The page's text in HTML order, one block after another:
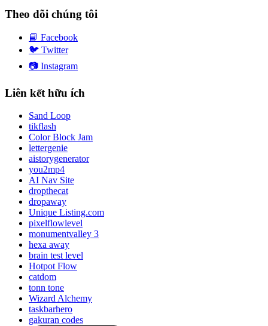
Theo dõi chúng tôi
📘 Facebook
🐦 Twitter
📷 Instagram
Liên kết hữu ích
Sand Loop
tikflash
Color Block Jam
lettergenie
aistorygenerator
you2mp4
AI Nav Site
dropthecat
dropaway
Unique Listing.com
pixelflowlevel
monumentvalley 3
hexa away
brain test level
Hotpot Flow
catdom
tonn tone
Wizard Alchemy
taskbarhero
gakuran codes